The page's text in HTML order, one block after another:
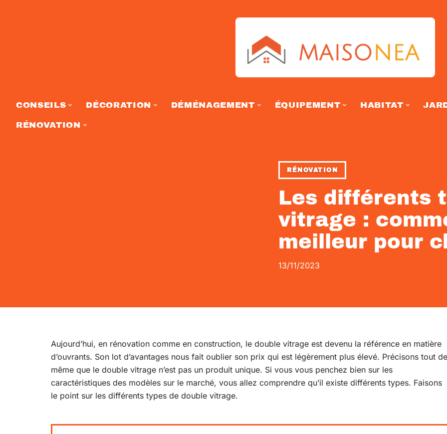
CONSEILS DÉCORATION DÉMÉNAGEMENT ÉQUIPEMENT HABITAT
RÉNOVATION
RÉNOVATION
Les différents
vitrage :
meilleur pour
13/11/2023
Aujourd’hui, en rénovation comme en construction, le double vitrage est devenu la référence en matière
d’ouvrants. Son lot d’avantages nous fait oublier son prix qui est légèrement plus élevé. Précisons tout de
même que le double vitrage n’est pas un produit unique. Si vous vous penchez bien sur les
caractéristiques des modèles sur le marché, vous allez comprendre qu’il existe différents types. Faisons
le point sur les différents types de double vitrage.